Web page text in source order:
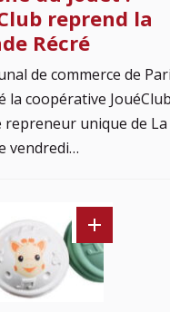
reprend la
Récré
de commerce de
la coopérative JouéClub
repreneur unique de La
vendredi…